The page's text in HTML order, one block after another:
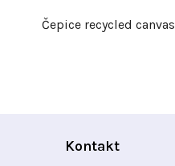
Čepice recycled canvas
Kontakt